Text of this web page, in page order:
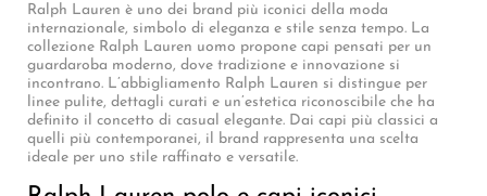
Ralph Lauren è uno dei brand più iconici della moda
internazionale, simbolo di eleganza e stile senza tempo. La
collezione Ralph Lauren uomo propone capi pensati per un
guardaroba moderno, dove tradizione e innovazione si
incontrano. L’abbigliamento Ralph Lauren si distingue per
linee pulite, dettagli curati e un’estetica riconoscibile che ha
definito il concetto di casual elegante. Dai capi più classici a
quelli più contemporanei, il brand rappresenta una scelta
ideale per uno stile raffinato e versatile.